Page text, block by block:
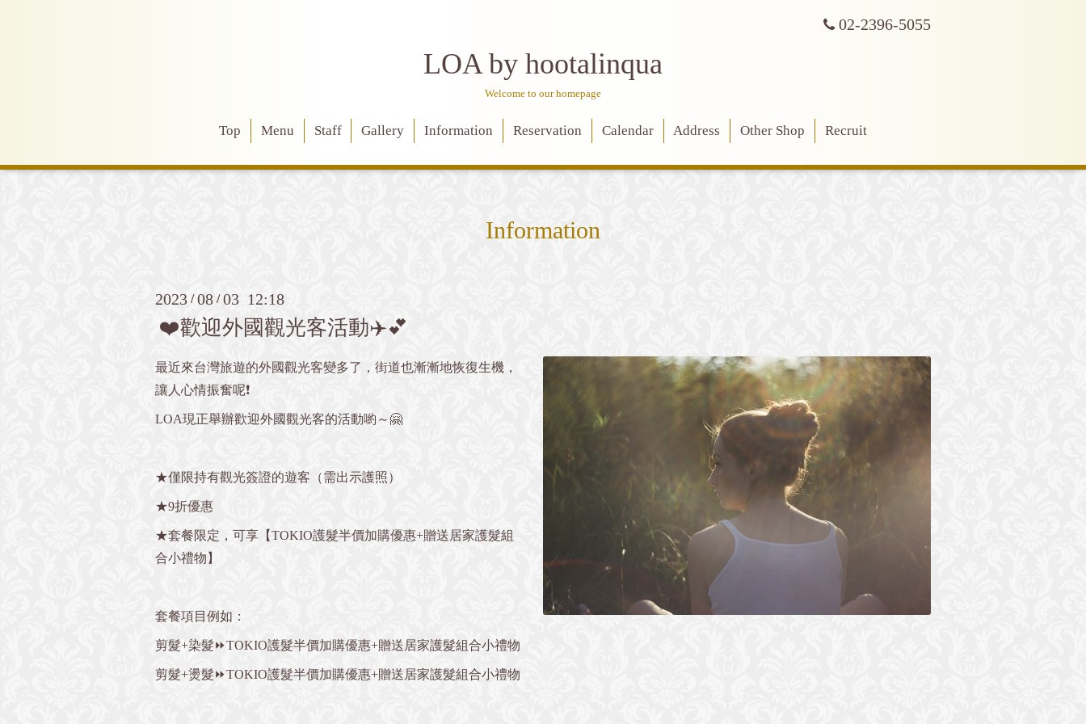
02-2396-5055
LOA by hootalinqua
Welcome to our homepage
Top Menu Staff Gallery Information Reservation Calendar Address Other Shop Recruit
Information
2023 /08 /03 12:18
❤️歡迎外國觀光客活動✈️💕
最近來台灣旅遊的外國觀光客變多了，街道也漸漸地恢復生機，
讓人心情振奮呢❗️
LOA現正舉辦歡迎外國觀光客的活動喲～🤗
★僅限持有觀光簽證的遊客（需出示護照）
★9折優惠
★套餐限定，可享【TOKIO護髮半價加購優惠+贈送居家護髮組
合小禮物】
套餐項目例如：
剪髮+染髮⏩TOKIO護髮半價加購優惠+贈送居家護髮組合小禮物
剪髮+燙髮⏩TOKIO護髮半價加購優惠+贈送居家護髮組合小禮物